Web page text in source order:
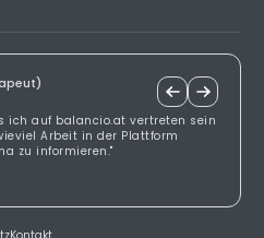
ich auf balancio.at vertreten sein
Arbeit in der Plattform
zu informieren."